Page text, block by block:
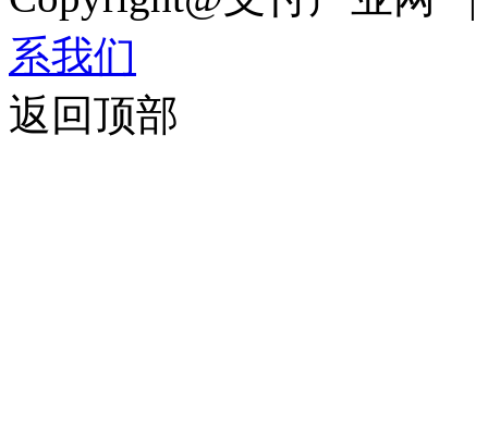
系我们
返回顶部